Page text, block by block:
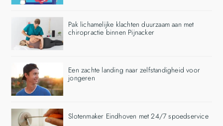
Pak lichamelijke klachten duurzaam aan met
chiropractie binnen Pijnacker
Een zachte landing naar zelfstandigheid voor
jongeren
Slotenmaker Eindhoven met 24/7 spoedservice